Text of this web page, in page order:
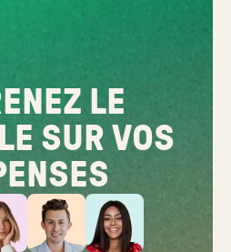
LE
SUR VOS